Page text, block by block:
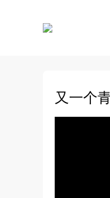
又一个